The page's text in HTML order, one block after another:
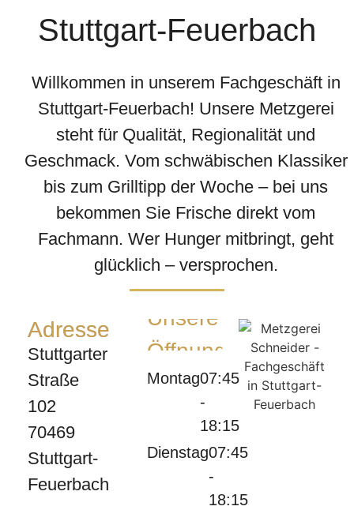
Stuttgart-Feuerbach
Willkommen in unserem Fachgeschäft in
Stuttgart-Feuerbach! Unsere Metzgerei
steht für Qualität, Regionalität und
Geschmack. Vom schwäbischen Klassiker
bis zum Grilltipp der Woche – bei uns
bekommen Sie Frische direkt vom
Fachmann. Wer Hunger mitbringt, geht
glücklich – versprochen.
Adresse
Stuttgarter
Straße
102
70469
Stuttgart-
Feuerbach
Unsere
Öffnungszeiten
Montag07:45
-
18:15
Dienstag07:45
-
18:15